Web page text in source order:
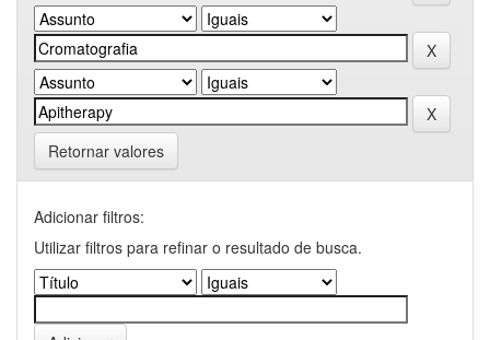
Retornar valores
Adicionar filtros:
Utilizar filtros para refinar o resultado de busca.